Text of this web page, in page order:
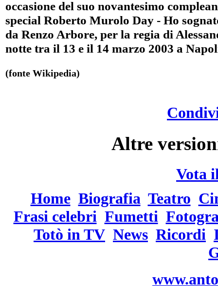
occasione del suo novantesimo
special Roberto Murolo Day - Ho
da Renzo Arbore, per la regia di
notte tra il 13 e il 14 marzo 2003 a
(fonte Wikipedia)
Altre
Vota
Home Biografia Teatro
Frasi celebri Fumetti
Totò in TV News Ricordi